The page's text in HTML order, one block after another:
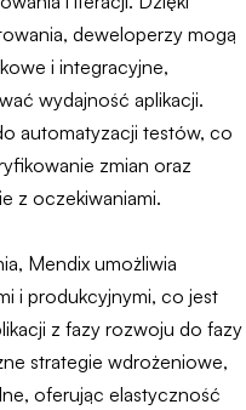
deweloperzy mogą
i integracyjne,
wydajność aplikacji.
automatyzacji testów, co
zmian oraz
z oczekiwaniami.
Mendix umożliwia
i produkcyjnymi, co jest
z fazy rozwoju do fazy
strategie wdrożeniowe,
oferując elastyczność